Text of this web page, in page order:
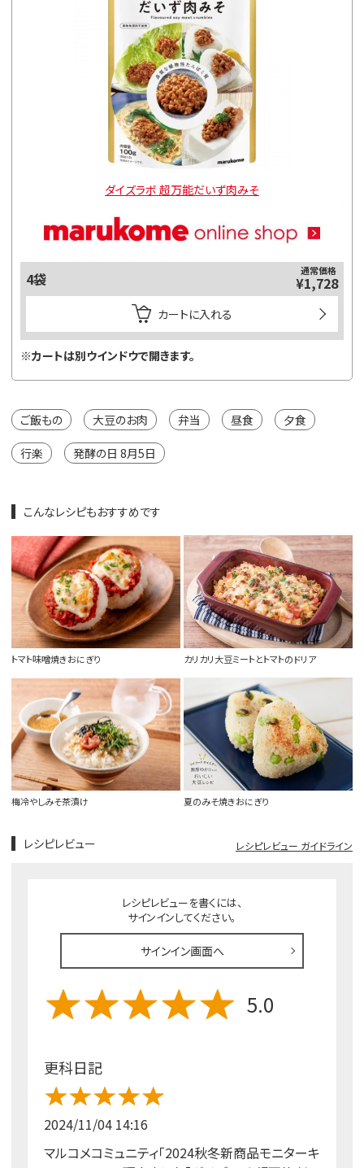
ダイズラボ 超万能だいず肉みそ
4袋 通常価格
¥1,728
カートに入れる
※カートは別ウインドウで開きます。
ご飯もの 大豆のお肉 弁当 昼食 夕食
行楽 発酵の日 8月5日
こんなレシピもおすすめです
トマト味噌焼きおにぎり カリカリ大豆ミートとトマトのドリア
梅冷やしみそ茶漬け 夏のみそ焼きおにぎり
レシピレビュー レシピレビュー ガイドライン
レシピレビューを書くには、
サインインしてください。
サインイン画面へ
5.0
更科日記
2024/11/04 14:16
マルコメコミュニティ「2024秋冬新商品モニターキ